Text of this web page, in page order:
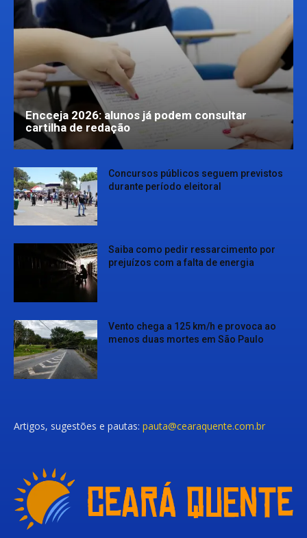
Encceja 2026: alunos já podem consultar
cartilha de redação
Concursos públicos seguem previstos
durante período eleitoral
Saiba como pedir ressarcimento por
prejuízos com a falta de energia
Vento chega a 125 km/h e provoca ao
menos duas mortes em São Paulo
Artigos, sugestões e pautas: pauta@cearaquente.com.br